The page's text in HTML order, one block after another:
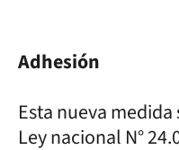
Adhesión
Esta nueva
Ley nacional N°